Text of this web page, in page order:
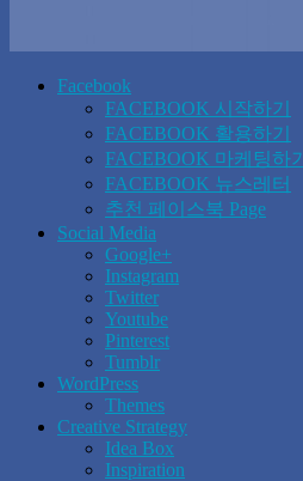
Facebook
FACEBOOK 시작하기
FACEBOOK 활용하기
FACEBOOK 마케팅하기
FACEBOOK 뉴스레터
추천 페이스북 Page
Social Media
Google+
Instagram
Twitter
Youtube
Pinterest
Tumblr
WordPress
Themes
Creative Strategy
Idea Box
Inspiration